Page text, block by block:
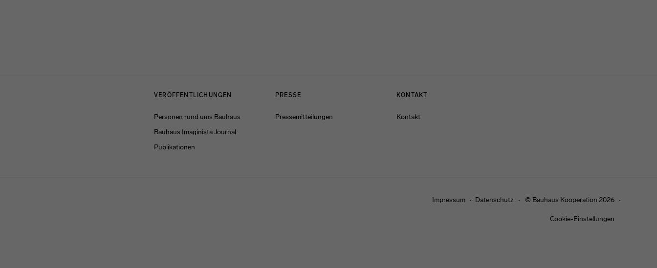
VERÖFFENTLICHUNGEN
Personen rund ums Bauhaus
Bauhaus Imaginista Journal
Publikationen
PRESSE
Pressemitteilungen
KONTAKT
Kontakt
Impressum Datenschutz © Bauhaus Kooperation 2026
Cookie-Einstellungen